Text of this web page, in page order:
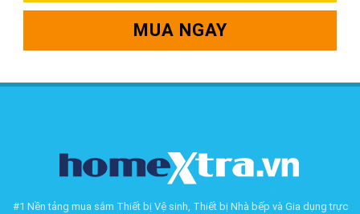
MUA NGAY
#1 Nền tảng mua sắm Thiết bị Vệ sinh, Thiết bị Nhà bếp và Gia dụng trực